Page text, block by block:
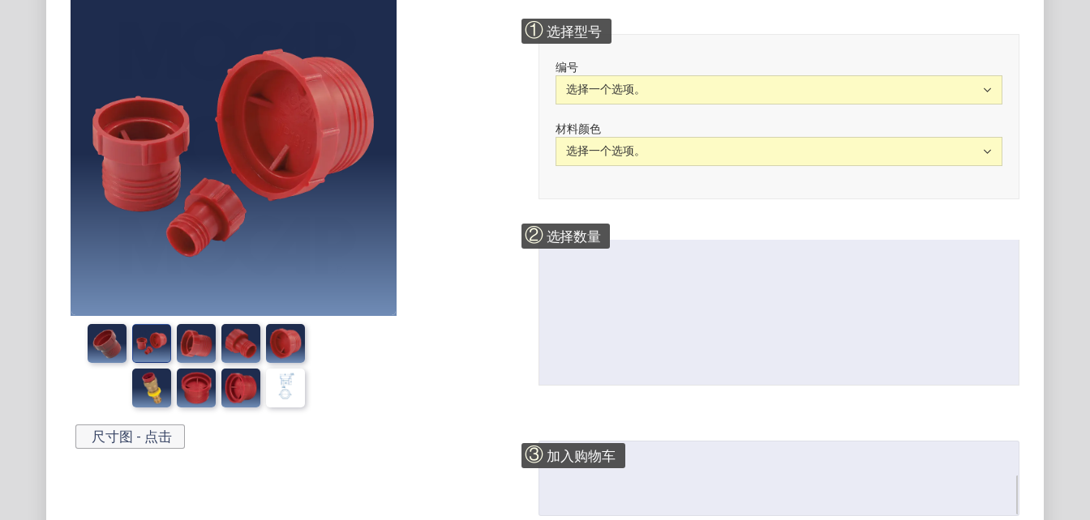
① 选择型号
编号
材料颜色
②选择数量
③ 加入购物车
尺寸图 - 点击